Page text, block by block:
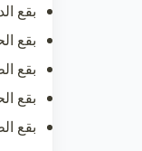
بقع
بقع
بقع
بقع
بقع